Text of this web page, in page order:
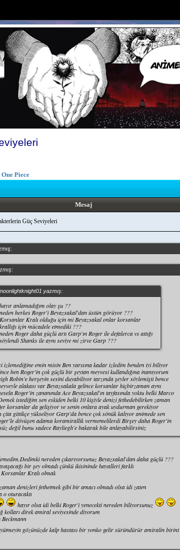
One Piece
Mesaj
Güç Seviyeleri
yazmış:
hayır anlamadığım olay şu ??
neden herkes Roger'i Beyazsakal'dan üstün görüyor ???
Korsanlar Kralı olduğu için mi Beyazsakal onlar korsanlar
krallığı için mücadele etmediki ???
neden Roger daha güçlü artı Garp'ın Roger ile defalerca vs attığı
söylendi Shanks ile aynı seviye mi zirve Garp ???
izlemediğine emin misin Ben yarısına kadar izledim benden iyi biliyor
ben Roger'in çok güçlü bir şeytan meyvesi kullandığına inanıyorum
Robin'e herşeyin sesini duyabiliyor tarzında şeyler söylemişti bence
alakası var Beyazsakala gelince korsanlar hiçbirzaman aynı
Roger'in zananında Ace Beyazsakal'ın tayfasında yoktu belki Marco
istediğim sen eskiden belki 10 kişiyle denizi fethedebilirken zaman
korsanlar da gelişiyor ve senin onlara ayak uydurman gerekiyor
çita gittikçe yükseliyor Garp'da bence çok sönük kalıyor animede sen
dövüşen adama koramirallik vermemelilerdi Birşey daha Roger'in
değil bunu sadece Rayliegh'e bakarak bile anlayabilirsiniz
nereden çıkarıyorsunuz Beyazsakal'dan daha güçlü ???
bir şey olmadı çünkü ikisininde hayalleri farklı
Kralı olmak
denizleri fethetmek gibi bir amacı olmadı olsa idi zaten
o oturacaktı
hayır olsa idi belki Roger'i yenecekti nereden biliyorsunuz
kolları direk amiral seviyesinde diyorum
gözünüzde kalp hastası bir yonko gelir süründürür amiralin birini